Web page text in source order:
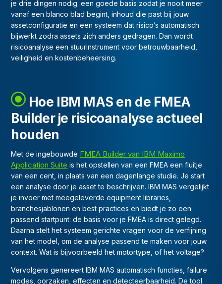
je drie dingen nodig: een goede basis zodat je nooit meer
vanaf een blanco blad begint, inhoud die past bij jouw
assetconfiguratie en een systeem dat risico’s automatisch
bijwerkt zodra assets zich anders gedragen. Dan wordt
risicoanalyse een stuurinstrument voor betrouwbaarheid,
veiligheid en kostenbeheersing.
Hoe IBM MAS en de FMEA
Builder je risicoanalyse actueel
houden
Met de ingebouwde FMEA Builder van IBM Maximo
Application Suite is het opstellen van een FMEA een fluitje
van een cent, in plaats van een dagenlange studie. Je start
een analyse door je asset te beschrijven. IBM MAS vergelijkt
je invoer met meegeleverde equipment libraries,
branchesjablonen en best practices en biedt je zo een
passend startpunt: de basis voor je FMEA is direct gelegd.
Daarna stelt het systeem gerichte vragen voor de verfijning
van het model, om de analyse passend te maken voor jouw
context. Wat is bijvoorbeeld het motortype, of het voltage?
Vervolgens genereert IBM MAS automatisch functies, failure
modes, oorzaken, effecten en detecteerbaarheid. De tool